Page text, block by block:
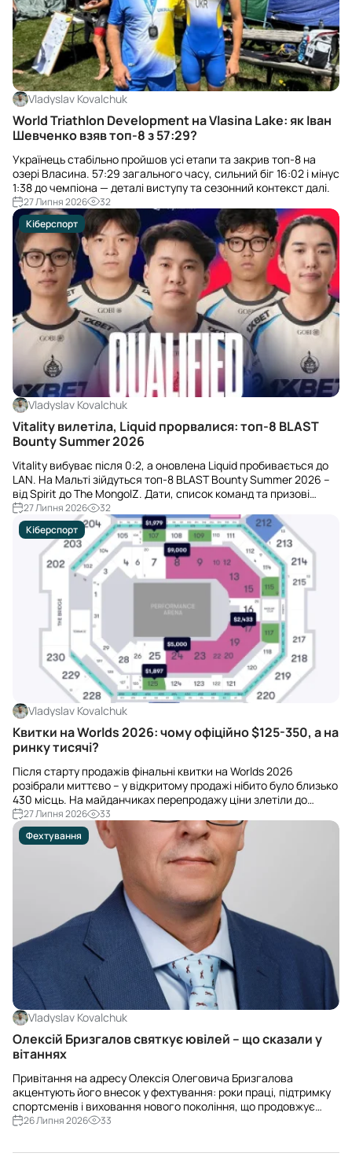
Vladyslav Kovalchuk
World Triathlon Development на Vlasina Lake: як Іван
Шевченко взяв топ-8 з 57:29?
Українець стабільно пройшов усі етапи та закрив топ-8 на
озері Власина. 57:29 загального часу, сильний біг 16:02 і мінус
1:38 до чемпіона — деталі виступу та сезонний контекст далі.
27 Липня 2026
32
Кіберспорт
Vladyslav Kovalchuk
Vitality вилетіла, Liquid прорвалися: топ-8 BLAST
Bounty Summer 2026
Vitality вибуває після 0:2, а оновлена Liquid пробивається до
LAN. На Мальті зійдуться топ-8 BLAST Bounty Summer 2026 –
від Spirit до The MongolZ. Дати, список команд та призові
всередині.
27 Липня 2026
32
Кіберспорт
Vladyslav Kovalchuk
Квитки на Worlds 2026: чому офіційно $125-350, а на
ринку тисячі?
Після старту продажів фінальні квитки на Worlds 2026
розібрали миттєво – у відкритому продажі нібито було близько
430 місць. На майданчиках перепродажу ціни злетіли до
$1600-$3000+, окремі лоти – до $96 000.
27 Липня 2026
33
Фехтування
Vladyslav Kovalchuk
Олексій Бризгалов святкує ювілей – що сказали у
вітаннях
Привітання на адресу Олексія Олеговича Бризгалова
акцентують його внесок у фехтування: роки праці, підтримку
спортсменів і виховання нового покоління, що продовжує
традиції та здобуває перемоги.
26 Липня 2026 33